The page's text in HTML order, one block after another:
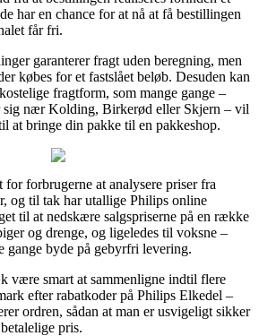
har en chance for at nå at få bestillingen
får fri.
garanterer fragt uden beregning, men
købes for et fastslået beløb. Desuden kan
fragtform, som mange gange –
sig nær Kolding, Birkerød eller Skjern – vil
at bringe din pakke til en pakkeshop.
forbrugerne at analysere priser fra
og til tak har utallige Philips online
til at nedskære salgspriserne på en række
og drenge, og ligeledes til voksne –
gange byde på gebyrfri levering.
være smart at sammenligne indtil flere
efter rabatkoder på Philips Elkedel –
ordren, sådan at man er usvigeligt sikker
pris.